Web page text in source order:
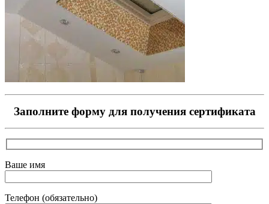
Заполните форму для получения сертификата
Ваше имя
Телефон (обязательно)